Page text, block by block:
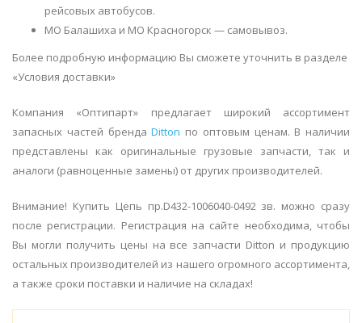
рейсовых автобусов.
МО Балашиха и МО Красногорск — самовывоз.
Более подробную информацию Вы сможете уточнить в разделе
«Условия доставки»
Компания «Оптипарт» предлагает широкий ассортимент
запасных частей брендаDitton по оптовым ценам. В наличии
представлены как оригинальные грузовые запчасти, так и
аналоги (равноценные замены) от других производителей.
Внимание! Купить Цепь пр.D432-1006040-0492 зв. можно сразу
после регистрации. Регистрация на сайте необходима, чтобы
Вы могли получить цены на все запчасти Ditton и продукцию
остальных производителей из нашего огромного ассортимента,
а также сроки поставки и наличие на складах!